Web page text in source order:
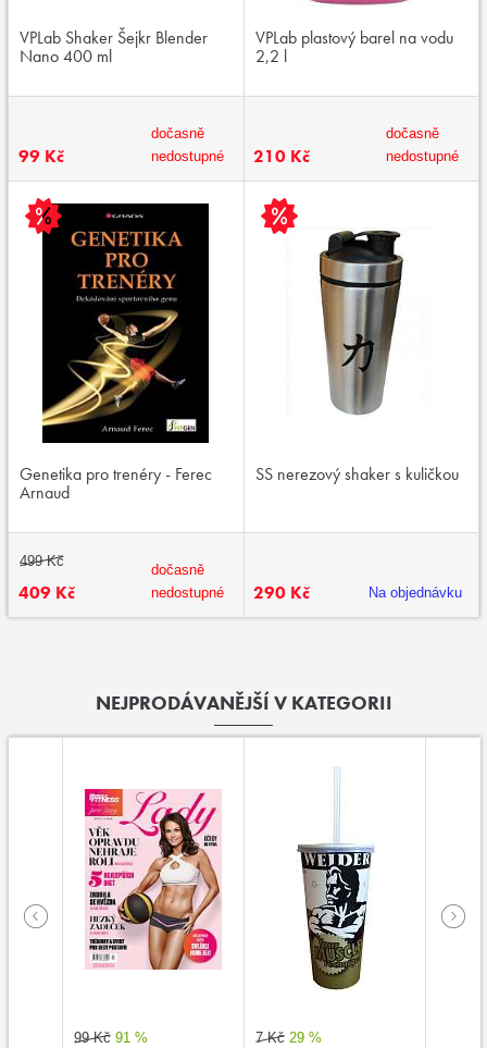
VPLab Shaker Šejkr Blender
Nano 400 ml
99 Kč
dočasně
nedostupné
VPLab plastový barel na vodu
2,2 l
210 Kč
dočasně
nedostupné
Genetika pro trenéry - Ferec
Arnaud
499 Kč
409 Kč
dočasně
nedostupné
SS nerezový shaker s kuličkou
290 Kč Na objednávku
NEJPRODÁVANĚJŠÍ V KATEGORII
99 Kč 91 % 7 Kč 29 %